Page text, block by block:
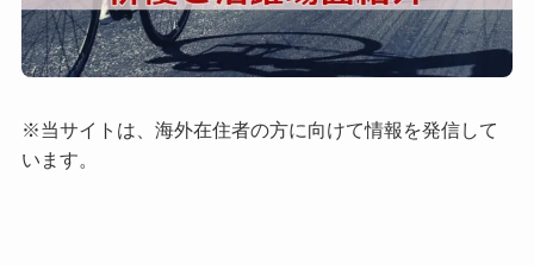
※当サイトは、海外在住者の方に向けて情報を発信して
います。